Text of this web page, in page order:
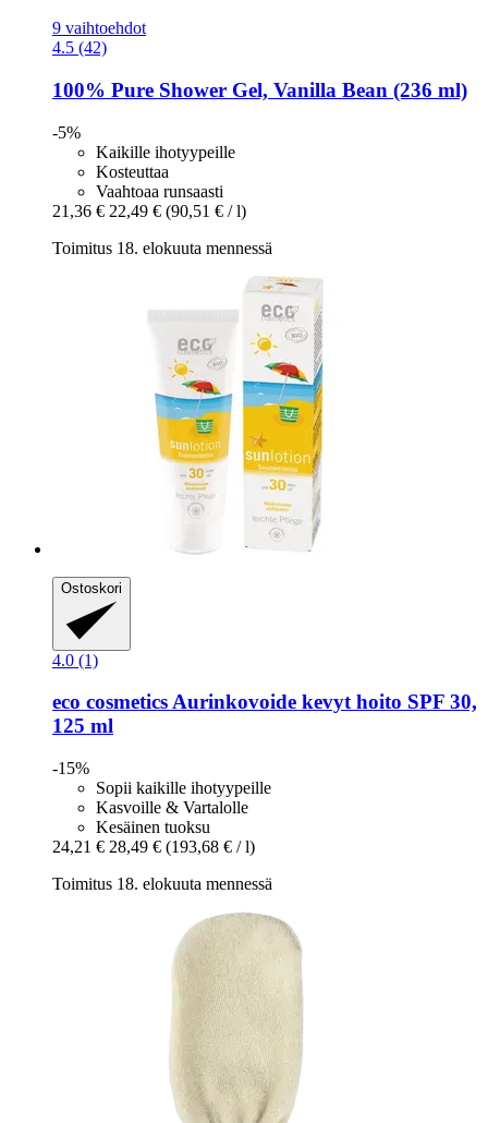
9 vaihtoehdot
4.5 (42)
100% Pure Shower Gel, Vanilla Bean (236 ml)
-5%
Kaikille ihotyypeille
Kosteuttaa
Vaahtoaa runsaasti
21,36 € 22,49 € (90,51 € / l)
Toimitus 18. elokuuta mennessä
Ostoskori
4.0 (1)
eco cosmeticsAurinkovoide kevyt hoito SPF 30,
125 ml
-15%
Sopii kaikille ihotyypeille
Kasvoille & Vartalolle
Kesäinen tuoksu
24,21 € 28,49 € (193,68 € / l)
Toimitus 18. elokuuta mennessä